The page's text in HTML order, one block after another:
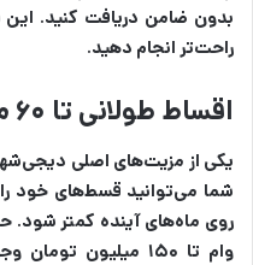
بدون ضامن دریافت کنید. این
راحت‌تر انجام دهید.
اقساط طولانی تا ۶۰ ماه
یکی از مزیت‌های اصلی
روی ماه‌های آینده کمتر شود.
وام تا ۱۵۰ میلیون